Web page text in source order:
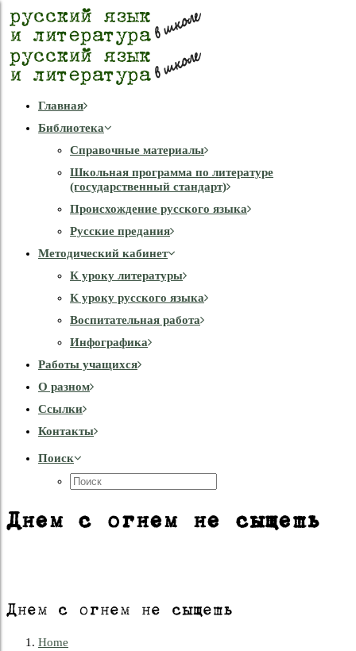
Главная
Библиотека
Справочные материалы
Школьная программа по литературе
(государственный стандарт)
Происхождение русского языка
Русские предания
Методический кабинет
К уроку литературы
К уроку русского языка
Воспитательная работа
Инфографика
Работы учащихся
О разном
Cсылки
Контакты
Поиск
Днем с огнем не сыщешь
Днем с огнем не сыщешь
Home